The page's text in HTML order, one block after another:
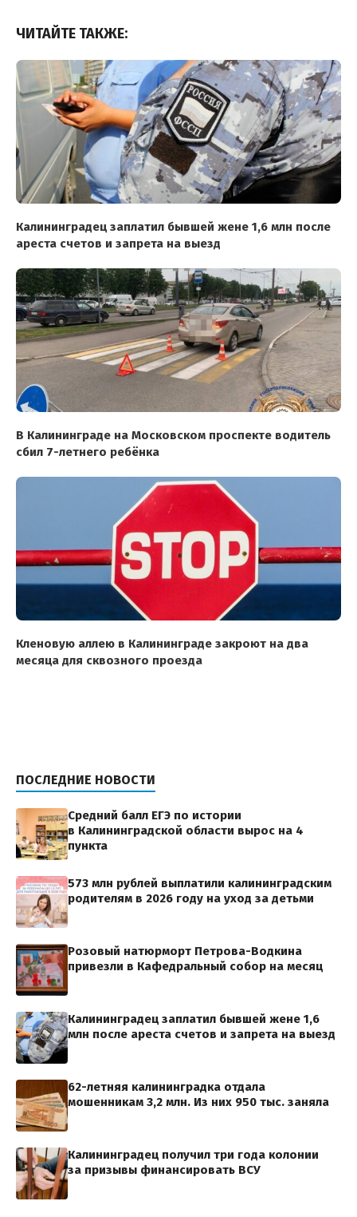
ЧИТАЙТЕ ТАКЖЕ:
Калининградец заплатил бывшей жене 1,6 млн после
ареста счетов и запрета на выезд
В Калининграде на Московском проспекте водитель
сбил 7-летнего ребёнка
Кленовую аллею в Калининграде закроют на два
месяца для сквозного проезда
ПОСЛЕДНИЕ НОВОСТИ
Средний балл ЕГЭ по истории
в Калининградской области вырос на 4
пункта
573 млн рублей выплатили калининградским
родителям в 2026 году на уход за детьми
Розовый натюрморт Петрова-Водкина
привезли в Кафедральный собор на месяц
Калининградец заплатил бывшей жене 1,6
млн после ареста счетов и запрета на выезд
62-летняя калининградка отдала
мошенникам 3,2 млн. Из них 950 тыс. заняла
Калининградец получил три года колонии
за призывы финансировать ВСУ